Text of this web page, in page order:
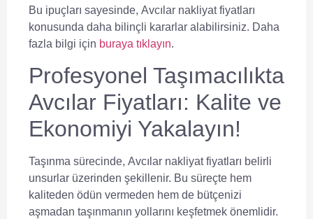
Bu ipuçları sayesinde, Avcılar nakliyat fiyatları
konusunda daha bilinçli kararlar alabilirsiniz. Daha
fazla bilgi için buraya tıklayın.
Profesyonel Taşımacılıkta
Avcılar Fiyatları: Kalite ve
Ekonomiyi Yakalayın!
Taşınma sürecinde, Avcılar nakliyat fiyatları belirli
unsurlar üzerinden şekillenir. Bu süreçte hem
kaliteden ödün vermeden hem de bütçenizi
aşmadan taşınmanın yollarını keşfetmek önemlidir.